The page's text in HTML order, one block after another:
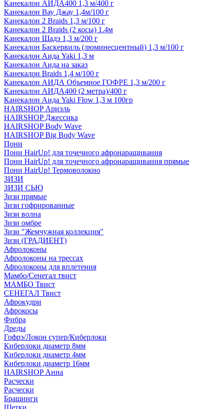
Канекалон АИДА400 1,3 м/400 г
Канекалон Вау Джау 1,4м/100 г
Канекалон 2 Braids 1,3 м/100 г
Канекалон 2 Braids (2 косы) 1.4м
Канекалон Шадэ 1,3 м/200 г
Канекалон Баскервиль (люминесцентный) 1,3 м/100 г
Канекалон Аида Yaki 1,3 м
Канекалон Аида на заказ
Канекалон Braids 1,4 м/100 г
Канекалон АИДА Объемное ГОФРЕ 1,3 м/200 г
Канекалон АИДА400 (2 метра)/400 г
Канекалон Аида Yaki Flow 1,3 м 100гр
HAIRSHOP Ариэль
HAIRSHOP Джессика
HAIRSHOP Body Wave
HAIRSHOP Big Body Wave
Пони
Пони HairUp! для точечного афронаращивания
Пони HairUp! для точечного афронаращивания прямые
Пони HairUp! Термоволокно
ЗИЗИ
ЗИЗИ СЬЮ
Зизи прямые
Зизи гофрированные
Зизи волна
Зизи омбре
Зизи "Жемчужная коллекция"
Зизи (ГРАДИЕНТ)
Афролоконы
Афролоконы на трессах
Афролоконы для вплетения
Мамбо/Сенегал твист
МАМБО Твист
СЕНЕГАЛ Твист
Афрокудри
Афрокосы
Фибра
Дреды
Гофрэ/Локон супер/Киберлоки
Киберлоки диаметр 8мм
Киберлоки диаметр 4мм
Киберлоки диаметр 16мм
HAIRSHOP Анна
Расчески
Расчески
Брашинги
Щетки